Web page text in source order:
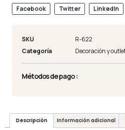
Facebook Twitter LinkedIn
SKU
R-622
Categoría
Decoración y
Métodos de pago :
Descripción Información adicional